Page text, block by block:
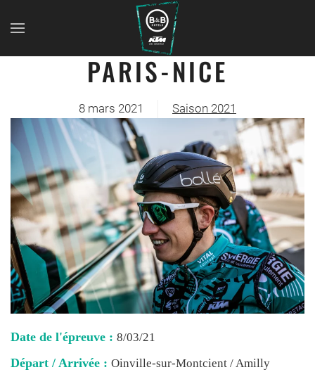
PARIS-NICE
8 mars 2021 Saison 2021
Date de l'épreuve : 8/03/21
Départ / Arrivée : Oinville-sur-Montcient / Amilly